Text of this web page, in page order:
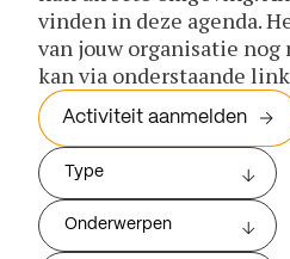
vinden in deze agenda.
van jouw organisatie
kan via onderstaande
Activiteit aanmelden
Type
Onderwerpen